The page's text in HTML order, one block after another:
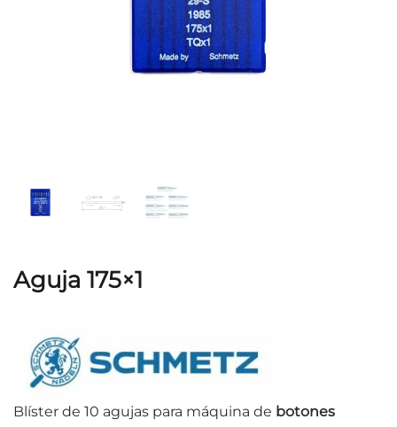
Aguja 175×1
Blíster de 10 agujas para máquina de botones